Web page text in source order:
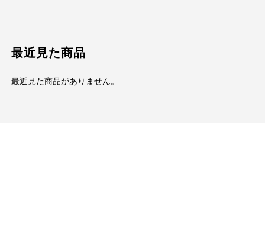
最近見た商品
最近見た商品がありません。